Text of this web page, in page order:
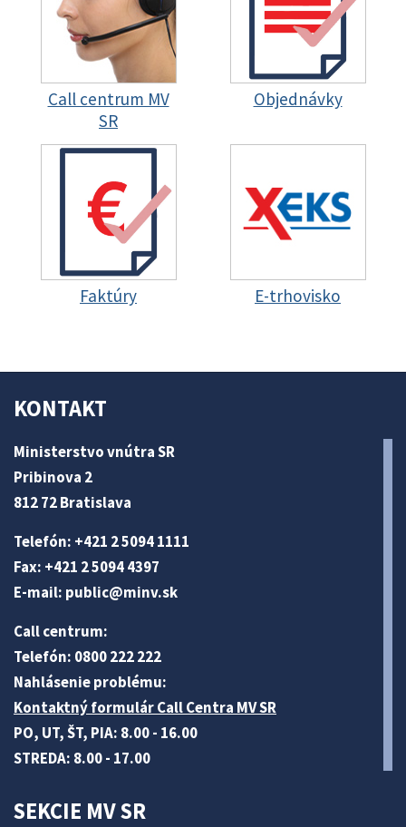
Call centrum MV
SR
Objednávky
Faktúry E-trhovisko
KONTAKT
Ministerstvo vnútra SR
Pribinova 2
812 72 Bratislava
Telefón: +421 2 5094 1111
Fax: +421 2 5094 4397
E-mail: public@minv.sk
Call centrum:
Telefón: 0800 222 222
Nahlásenie problému:
Kontaktný formulár Call Centra MV SR
PO, UT, ŠT, PIA: 8.00 - 16.00
STREDA: 8.00 - 17.00
SEKCIE MV SR